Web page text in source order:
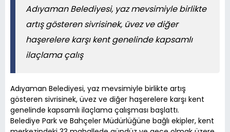
Adıyaman Belediyesi, yaz mevsimiyle birlikte
artış gösteren sivrisinek, üvez ve diğer
haşerelere karşı kent genelinde kapsamlı
ilaçlama çalış
Adıyaman Belediyesi, yaz mevsimiyle birlikte artış
gösteren sivrisinek, üvez ve diğer haşerelere karşı kent
genelinde kapsamlı ilaçlama çalışması başlattı.
Belediye Park ve Bahçeler Müdürlüğüne bağlı ekipler, kent